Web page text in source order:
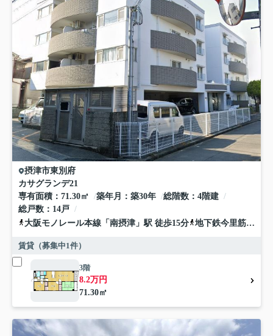
摂津市東別府
カサグランデ21
専有面積
71.30㎡ 築年月 築30年 総階数
4階建
総戸数
14戸
大阪モノレール本線 「 南摂津 」駅 徒歩15分 地下鉄今里筋線
賃貸（募集中1件）
3階
8.2万円
71.30㎡